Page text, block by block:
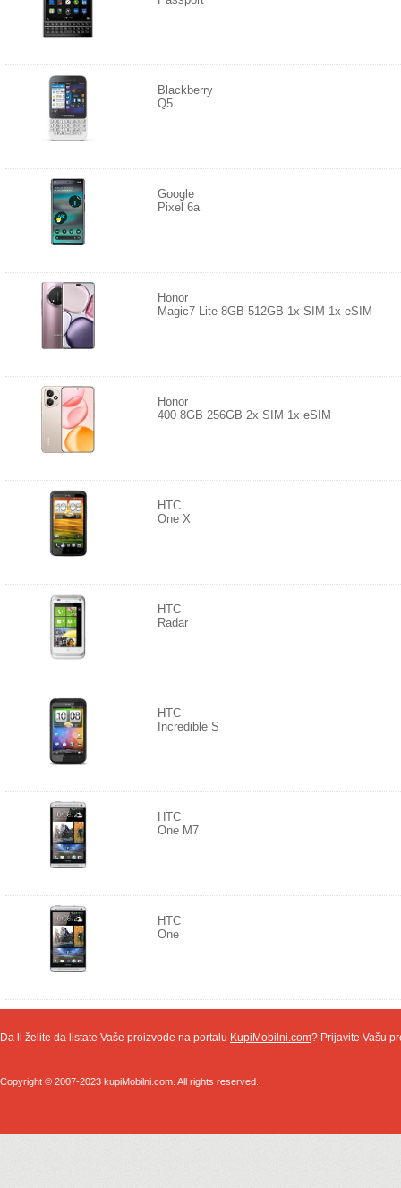
Blackberry
Q5
Google
Pixel 6a
Honor
Magic7 Lite 8GB 512GB 1x SIM 1x eSIM
Honor
400 8GB 256GB 2x SIM 1x eSIM
HTC
One X
HTC
Radar
HTC
Incredible S
HTC
One M7
HTC
One
Da li želite da listate Vaše proizvode na portalu KupiMobilni.com? Prijavite Vašu
Copyright © 2007-2023 kupiMobilni.com. All rights reserved.